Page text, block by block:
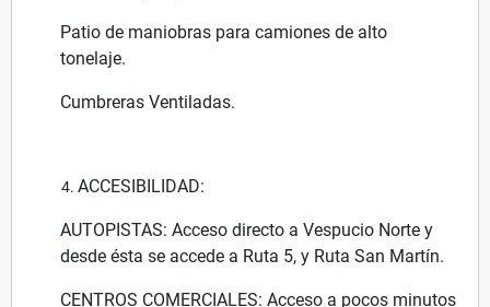
Patio de maniobras para camiones de alto
tonelaje.
Cumbreras Ventiladas.
ACCESIBILIDAD:
AUTOPISTAS: Acceso directo a Vespucio Norte y
desde ésta se accede a Ruta 5, y Ruta San Martín.
CENTROS COMERCIALES: Acceso a pocos minutos